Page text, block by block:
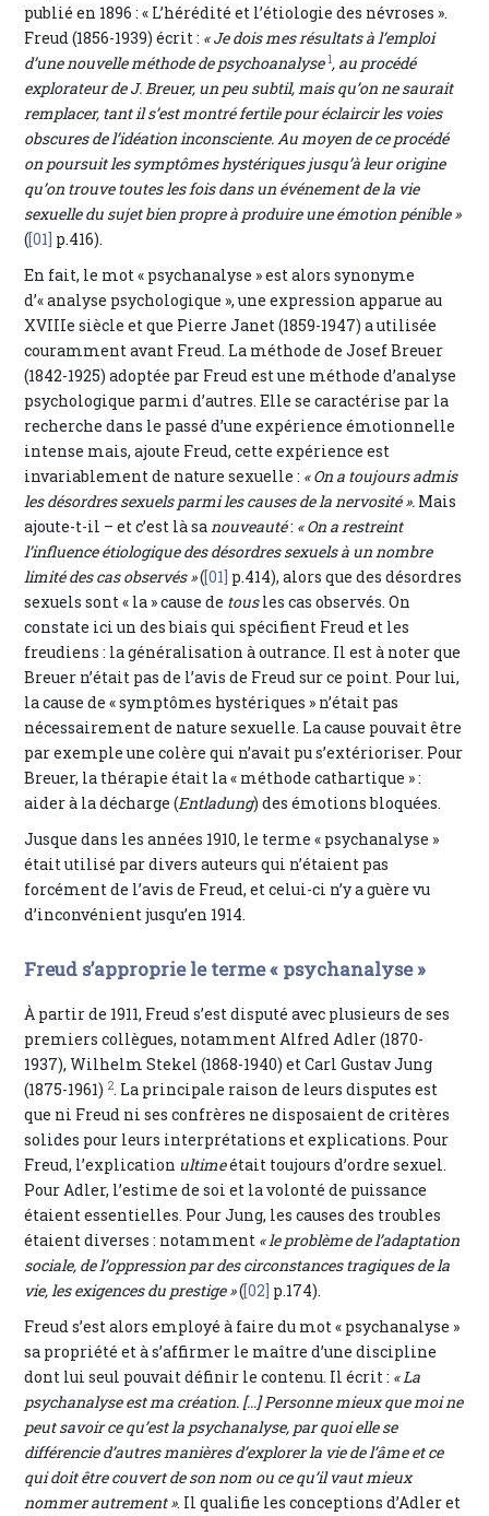
publié en 1896 : « L’hérédité et l’étiologie des névroses ».
Freud (1856-1939) écrit : « Je dois mes résultats à l’emploi
d’une nouvelle méthode de psychoanalyse 1, au procédé
explorateur de J. Breuer, un peu subtil, mais qu’on ne saurait
remplacer, tant il s’est montré fertile pour éclaircir les voies
obscures de l’idéation inconsciente. Au moyen de ce procédé
on poursuit les symptômes hystériques jusqu’à leur origine
qu’on trouve toutes les fois dans un événement de la vie
sexuelle du sujet bien propre à produire une émotion pénible »
([01] p.416).
En fait, le mot « psychanalyse » est alors synonyme
d’« analyse psychologique », une expression apparue au
XVIIIe siècle et que Pierre Janet (1859-1947) a utilisée
couramment avant Freud. La méthode de Josef Breuer
(1842-1925) adoptée par Freud est une méthode d’analyse
psychologique parmi d’autres. Elle se caractérise par la
recherche dans le passé d’une expérience émotionnelle
intense mais, ajoute Freud, cette expérience est
invariablement de nature sexuelle : « On a toujours admis
les désordres sexuels parmi les causes de la nervosité ». Mais
ajoute-t-il – et c’est là sanouveauté: « On a restreint
l’influence étiologique des désordres sexuels à un nombre
limité des cas observés »([01] p.414), alors que des désordres
sexuels sont « la » cause de tousles cas observés. On
constate ici un des biais qui spécifient Freud et les
freudiens : la généralisation à outrance. Il est à noter que
Breuer n’était pas de l’avis de Freud sur ce point. Pour lui,
la cause de « symptômes hystériques » n’était pas
nécessairement de nature sexuelle. La cause pouvait être
par exemple une colère qui n’avait pu s’extérioriser. Pour
Breuer, la thérapie était la « méthode cathartique » :
aider à la décharge (Entladung) des émotions bloquées.
Jusque dans les années 1910, le terme « psychanalyse »
était utilisé par divers auteurs qui n’étaient pas
forcément de l’avis de Freud, et celui-ci n’y a guère vu
d’inconvénient jusqu’en 1914.
Freud s’approprie le terme « psychanalyse »
À partir de 1911, Freud s’est disputé avec plusieurs de ses
premiers collègues, notamment Alfred Adler (1870-
1937), Wilhelm Stekel (1868-1940) et Carl Gustav Jung
(1875-1961) 2. La principale raison de leurs disputes est
que ni Freud ni ses confrères ne disposaient de critères
solides pour leurs interprétations et explications. Pour
Freud, l’explication ultimeétait toujours d’ordre sexuel.
Pour Adler, l’estime de soi et la volonté de puissance
étaient essentielles. Pour Jung, les causes des troubles
étaient diverses : notamment « le problème de l’adaptation
sociale, de l’oppression par des circonstances tragiques de la
vie, les exigences du prestige »([02] p.174).
Freud s’est alors employé à faire du mot « psychanalyse »
sa propriété et à s’affirmer le maître d’une discipline
dont lui seul pouvait définir le contenu. Il écrit : « La
psychanalyse est ma création. […] Personne mieux que moi ne
peut savoir ce qu’est la psychanalyse, par quoi elle se
différencie d’autres manières d’explorer la vie de l’âme et ce
qui doit être couvert de son nom ou ce qu’il vaut mieux
nommer autrement ». Il qualifie les conceptions d’Adler et